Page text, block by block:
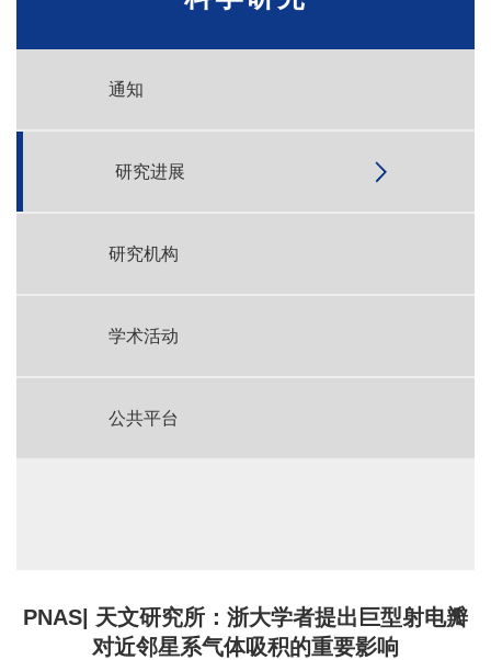
通知
研究进展
研究机构
学术活动
公共平台
PNAS| 天文研究所：浙大学者提出巨型射电瓣
对近邻星系气体吸积的重要影响